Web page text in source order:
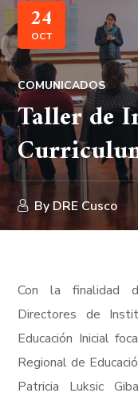
24
OCT
COMUNICADOS
Taller de
By DRE Cusco
Con la finalidad
Directores de
Educación Inicial
Regional de
Patricia Luksic